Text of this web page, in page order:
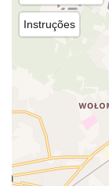
Instruções